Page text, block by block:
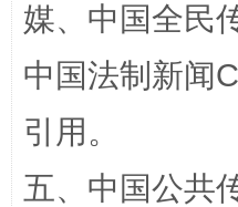
国家大学科技园优化
媒、中国全民
中国法制新闻
引用。
五、中国公共